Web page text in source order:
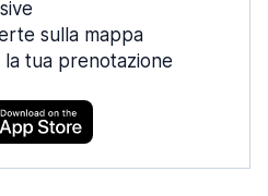
sulla mappa
la tua prenotazione